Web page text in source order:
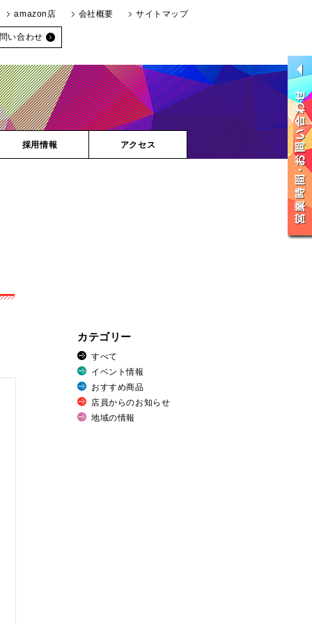
amazon店 会社概要 サイトマップ
い合わせ
採用情報 アクセス
カテゴリー
すべて
イベント情報
おすすめ商品
店員からのお知らせ
地域の情報